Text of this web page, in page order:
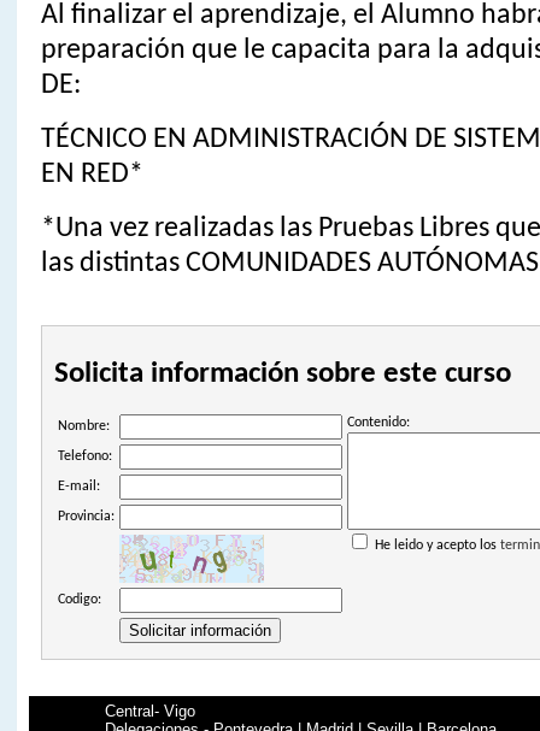
Al finalizar el aprendizaje, el Alumno
preparación que le capacita para la
DE:
TÉCNICO EN ADMINISTRACIÓN DE
EN RED*
*Una vez realizadas las Pruebas Libres
las distintas COMUNIDADES
Solicita información sobre este curso
Nombre: Contenido:
He leido y acepto los
Telefono:
E-mail:
Provincia:
Codigo:
Central- Vigo